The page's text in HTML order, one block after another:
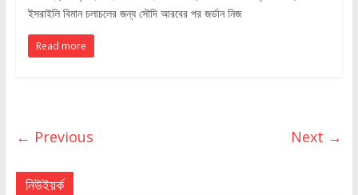
ইসরাইলি বিমান চলাচলের জন্য সৌদি আরবের পর জর্ডান নিজ
Read more
← Previous Next →
নিউইয়র্ক